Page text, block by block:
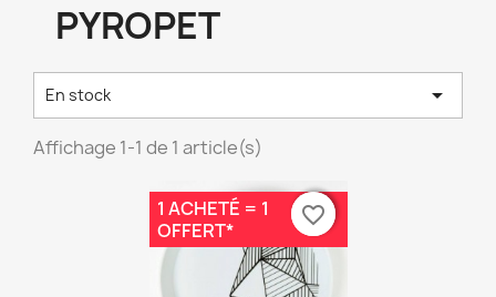
PYROPET
En stock 
Affichage 1-1 de 1 article(s)
1 ACHETÉ = 1
OFFERT*
favorite_border
favorite_border